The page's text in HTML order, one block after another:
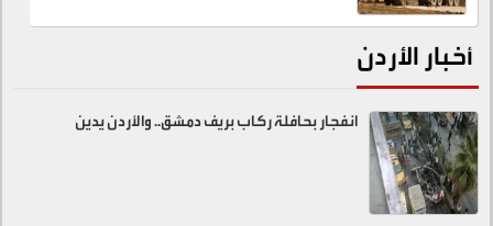
أخبار الأردن
انفجار بحافلة ركاب بريف دمشق.. والأردن يدين